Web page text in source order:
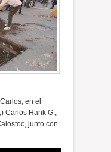
en el
Carlos Hank G.,
junto con